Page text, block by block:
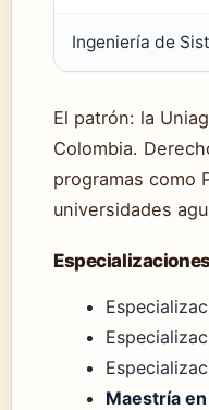
Ingeniería de
El patrón: la
Colombia.
programas como
universidades
Maestría